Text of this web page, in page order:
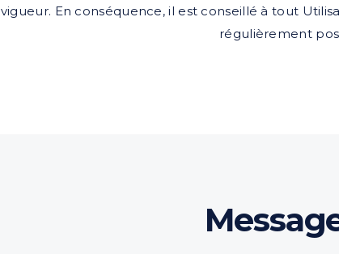
vigueur. En conséquence, il est conseillé à tout
régulièrement